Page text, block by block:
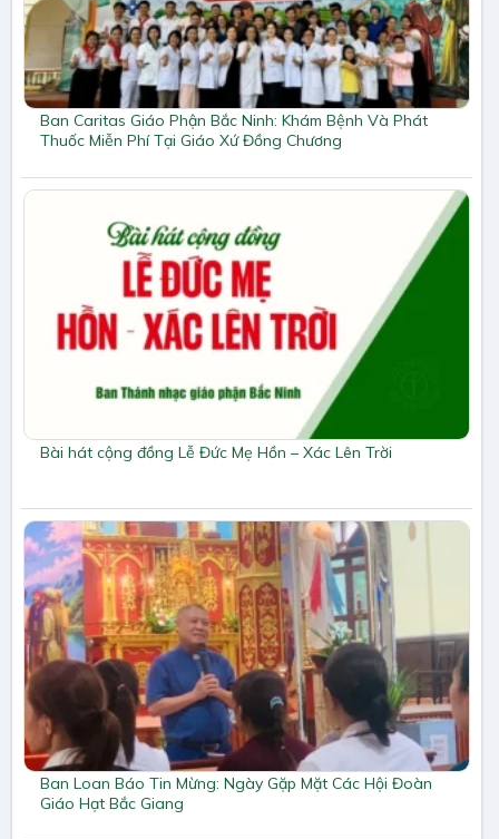
Ban Caritas Giáo Phận Bắc Ninh: Khám Bệnh Và Phát
Thuốc Miễn Phí Tại Giáo Xứ Đồng Chương
Bài hát cộng đồng Lễ Đức Mẹ Hồn – Xác Lên Trời
Ban Loan Báo Tin Mừng: Ngày Gặp Mặt Các Hội Đoàn
Giáo Hạt Bắc Giang